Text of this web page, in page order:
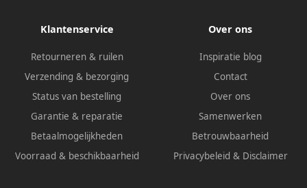
Klantenservice
Retourneren & ruilen
Verzending & bezorging
Status van bestelling
Garantie & reparatie
Betaalmogelijkheden
Voorraad & beschikbaarheid
Over ons
Inspiratie blog
Contact
Over ons
Samenwerken
Betrouwbaarheid
Privacybeleid & Disclaimer